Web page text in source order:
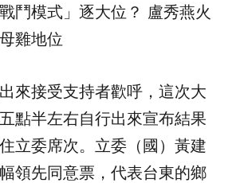
戰鬥模式」逐大位？ 盧秀燕火
雞地位
來接受支持者歡呼，這次大
點半左右自行出來宣布結果
立委席次。立委（國）黃建
領先同意票，代表台東的鄉